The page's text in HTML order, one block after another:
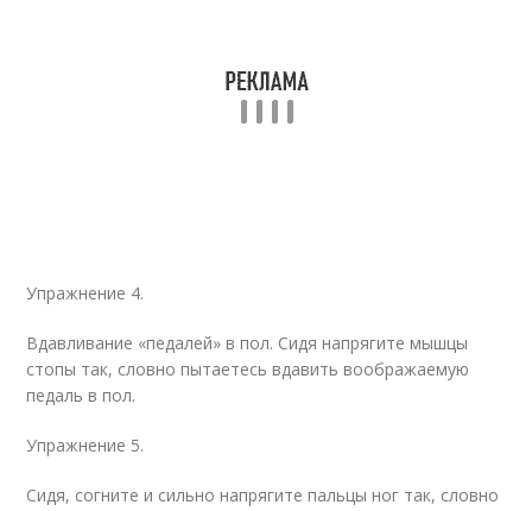
Упражнение 4.
Вдавливание «педалей» в пол. Сидя напрягите мышцы
стопы так, словно пытаетесь вдавить воображаемую
педаль в пол.
Упражнение 5.
Сидя, согните и сильно напрягите пальцы ног так, словно